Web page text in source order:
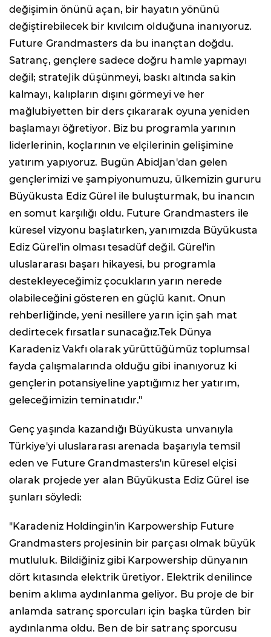
değişimin önünü açan, bir hayatın yönünü
değiştirebilecek bir kıvılcım olduğuna inanıyoruz.
Future Grandmasters da bu inançtan doğdu.
Satranç, gençlere sadece doğru hamle yapmayı
değil; stratejik düşünmeyi, baskı altında sakin
kalmayı, kalıpların dışını görmeyi ve her
mağlubiyetten bir ders çıkararak oyuna yeniden
başlamayı öğretiyor. Biz bu programla yarının
liderlerinin, koçlarının ve elçilerinin gelişimine
yatırım yapıyoruz. Bugün Abidjan'dan gelen
gençlerimizi ve şampiyonumuzu, ülkemizin gururu
Büyükusta Ediz Gürel ile buluşturmak, bu inancın
en somut karşılığı oldu. Future Grandmasters ile
küresel vizyonu başlatırken, yanımızda Büyükusta
Ediz Gürel'in olması tesadüf değil. Gürel'in
uluslararası başarı hikayesi, bu programla
destekleyeceğimiz çocukların yarın nerede
olabileceğini gösteren en güçlü kanıt. Onun
rehberliğinde, yeni nesillere yarın için şah mat
dedirtecek fırsatlar sunacağız.Tek Dünya
Karadeniz Vakfı olarak yürüttüğümüz toplumsal
fayda çalışmalarında olduğu gibi inanıyoruz ki
gençlerin potansiyeline yaptığımız her yatırım,
geleceğimizin teminatıdır."
Genç yaşında kazandığı Büyükusta unvanıyla
Türkiye'yi uluslararası arenada başarıyla temsil
eden ve Future Grandmasters'ın küresel elçisi
olarak projede yer alan Büyükusta Ediz Gürel ise
şunları söyledi:
"Karadeniz Holdingin'in Karpowership Future
Grandmasters projesinin bir parçası olmak büyük
mutluluk. Bildiğiniz gibi Karpowership dünyanın
dört kıtasında elektrik üretiyor. Elektrik denilince
benim aklıma aydınlanma geliyor. Bu proje de bir
anlamda satranç sporcuları için başka türden bir
aydınlanma oldu. Ben de bir satranç sporcusu